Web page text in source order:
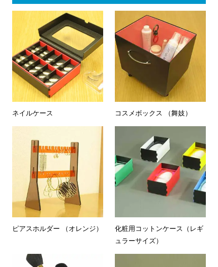
ネイルケース コスメボックス （舞妓）
ピアスホルダー （オレンジ）
化粧用コットンケース（レギ
ュラーサイズ）